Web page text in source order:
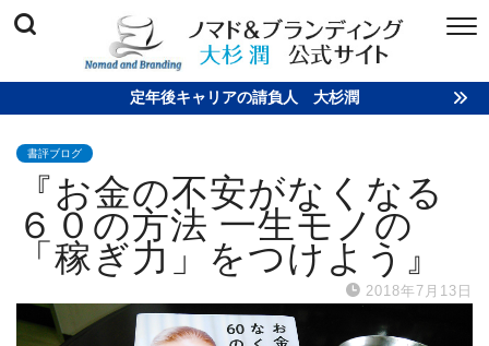
定年後キャリアの請負人 大杉潤
書評ブログ
『お金の不安がなくなる
６０の方法 一生モノの
「稼ぎ力」をつけよう』
2018年7月13日